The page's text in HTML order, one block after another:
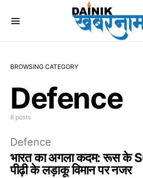
BROWSING CATEGORY
Defence
8 posts
Defence
भारत का अगला कदम: रूस के
पीढ़ी के लड़ाकू विमान पर नजर